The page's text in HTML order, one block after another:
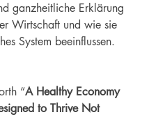
ganzheitliche Erklärung
Wirtschaft und wie sie
System beeinflussen.
“A Healthy Economy
to Thrive Not